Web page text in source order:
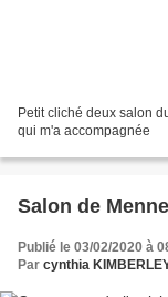
Petit cliché deux salon
qui m'a accompagnée
Salon de
Publié le 03/02/2020 à
Par cynthia